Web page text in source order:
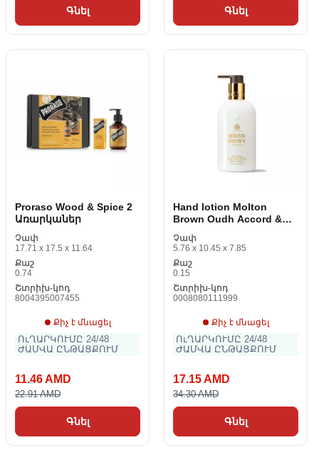
Գնել Գնել
Proraso Wood & Spice 2
Առարկաներ
Չափ
17.71 x 17.5 x 11.64
Քաշ
0.74
Շտրիխ-կոդ
8004395007455
Քիչ է մնացել
ՈւՂԱՐԿՈՒՄԸ 24/48
ԺԱՄՎԱ ԸՆԹԱՑՔՈՒՄ
11.46 AMD
22.91 AMD
Գնել
Hand lotion Molton
Brown Oudh Accord &
Չափ
5.76 x 10.45 x 7.85
Քաշ
0.15
Շտրիխ-կոդ
0008080111999
Քիչ է մնացել
ՈւՂԱՐԿՈՒՄԸ 24/48
ԺԱՄՎԱ ԸՆԹԱՑՔՈՒՄ
17.15 AMD
34.30 AMD
Գնել